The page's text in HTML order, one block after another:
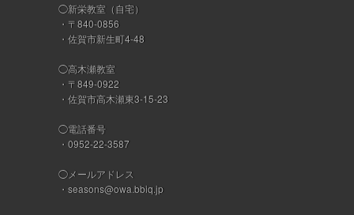
◯新栄教室（自宅）
・〒840-0856
・佐賀市新生町4-48
◯高木瀬教室
・〒849-0922
・佐賀市高木瀬東3-15-23
◯電話番号
・0952-22-3587
◯メールアドレス
・ seasons@owa.bbiq.jp